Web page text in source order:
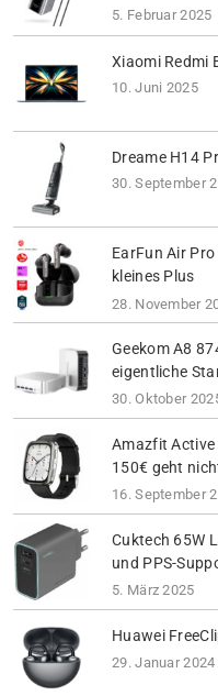
5. Februar 2025
Xiaomi Redmi
10. Juni 2025
Dreame H14
30. September
EarFun Air
kleines Plus
28. November
Geekom A8
eigentliche
30. Oktober
Amazfit Active
150€ geht
16. September
Cuktech 65W
und PPS-
5. März 2025
Huawei
29. Januar 2024